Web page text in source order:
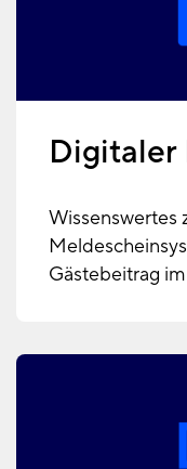
Digitaler
Wissenswertes
Gästebeitrag